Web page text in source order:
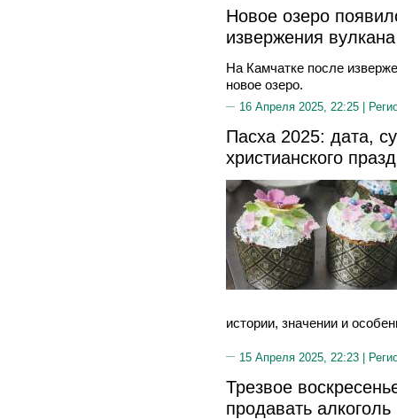
Новое озеро
извержения вулкана
На Камчатке после
новое озеро.
16 Апреля 2025, 22:25 |
Пасха 2025: дата,
христианского
истории, значении и
15 Апреля 2025, 22:23 |
Трезвое
продавать